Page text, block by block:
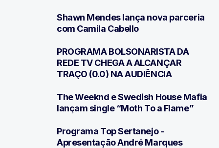
Shawn Mendes lança nova parceria
com Camila Cabello
PROGRAMA BOLSONARISTA DA
REDE TV CHEGA A ALCANÇAR
TRAÇO (0.0) NA AUDIÊNCIA
The Weeknd e Swedish House Mafia
lançam single “Moth To a Flame”
Programa Top Sertanejo -
Apresentação André Marques